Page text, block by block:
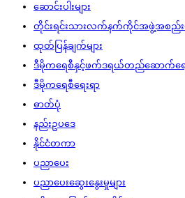
ဆောင်းပါးများ
တိုင်းရင်းသားလက်နက်ကိုင်အဖွဲ့အစည်းမ
ထုတ်ပြန်ချက်များ
ဒီမိုကရေစီနှင့်ဖက်ဒရယ်တည်ဆောက်‌ရေး
ဒီမိုကရေစီရေးရာ
ဓာတ်ပုံ
နည်းဥပဒေ
နိုင်ငံတကာ
ပညာပေး
ပညာပေးဆွေးနွေးမှုများ